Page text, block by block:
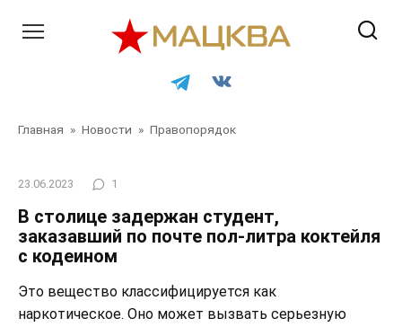
Главная » Новости » Правопорядок
23.06.2023 1
В столице задержан студент,
заказавший по почте пол-литра коктейля
с кодеином
Это вещество классифицируется как
наркотическое. Оно может вызвать серьезную